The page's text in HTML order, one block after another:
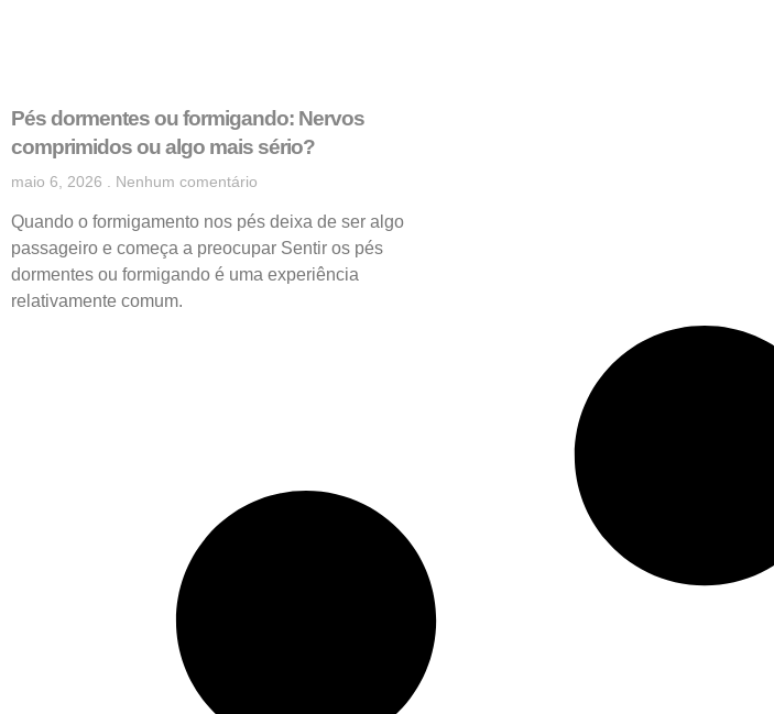
Pés dormentes ou formigando: Nervos
comprimidos ou algo mais sério?
maio 6, 2026 Nenhum comentário
Quando o formigamento nos pés deixa de ser algo
passageiro e começa a preocupar Sentir os pés
dormentes ou formigando é uma experiência
relativamente comum.